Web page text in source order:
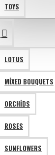
TOYS
LOTUS
MIXED BOUQUETS
ORCHIDS
ROSES
SUNFLOWERS